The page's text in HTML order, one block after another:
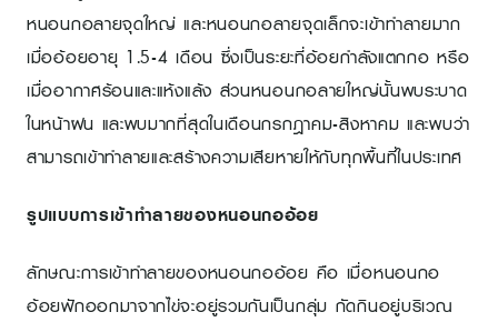
หนอนกอลายจุดใหญ่ และหนอนกอลายจุดเล็กจะเข้าทำลายมาก
เมื่ออ้อยอายุ 1.5-4 เดือน ซึ่งเป็นระยะที่อ้อยกำลังแตกกอ หรือ
เมื่ออากาศร้อนและแห้งแล้ง ส่วนหนอนกอลายใหญ่นั้นพบระบาด
ในหน้าฝน และพบมากที่สุดในเดือนกรกฎาคม-สิงหาคม และพบว่า
สามารถเข้าทำลายและสร้างความเสียหายให้กับทุกพื้นที่ในประเทศ
รูปแบบการเข้าทำลายของหนอนกออ้อย
ลักษณะการเข้าทำลายของหนอนกออ้อย คือ เมื่อหนอนกอ
อ้อยฟักออกมาจากไข่จะอยู่รวมกันเป็นกลุ่ม กัดกินอยู่บริเวณ